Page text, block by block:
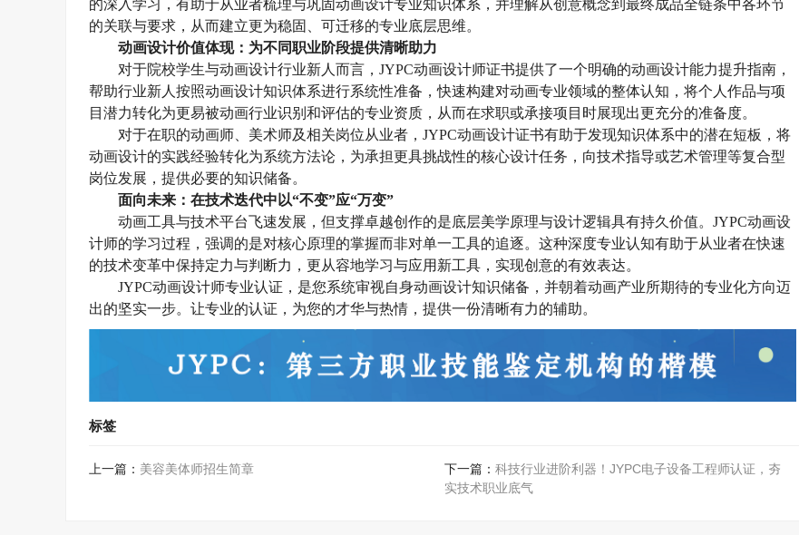
的深入学习，有助于从业者梳理与巩固动画设计专业知识体系，并理解从创意概念到最终成品全链条中各环节
的关联与要求，从而建立更为稳固、可迁移的专业底层思维。
动画设计价值体现：为不同职业阶段提供清晰助力
对于院校学生与动画设计行业新人而言， JYPC动画设计师证书提供了一个明确的动画设计能力提升指南 ，
帮助行业新人 按照动画设计知识体系进行系统性准备，快速构建对动画专业领域的整体认知，将个人作品与项
目潜力转化为更易被动画行业识别和评估的专业资质，从而在求职或承接项目时展现出更充分的准备度。
对于在职的动画师、美术师及相关岗位从业者， JYPC动画设计证书有助于发现知识体系中的潜在短板，将
动画设计的实践经验转化为系统方法论，为承担更具挑战性的核心设计任务 ， 向技术指导或艺术管理等复合型
岗位发展，提供必要的知识储备。
面向未来：在技术迭代中以“不变”应“万变”
动画工具与技术平台飞速发展，但支撑卓越创作的是底层美学原理与设计逻辑具有持久价值。 JYPC动画设
计师的学习过程，强调的是对核心原理的掌握而非对单一工具的追逐。这种深度专业认知有助于从业者在快速
的技术变革中保持定力与判断力，更从容地学习与应用新工具，实现创意的有效表达。
JYPC动画设计师专业认证 ，是您系统审视自身动画设计知识储备，并朝着动画产业所期待的专业化方向迈
出的坚实一步。让专业的认证，为您的才华与热情，提供一份清晰有力的辅助。
标签
上一篇： 美容美体师招生简章 下一篇： 科技行业进阶利器！JYPC电子设备工程师认证，夯
实技术职业底气